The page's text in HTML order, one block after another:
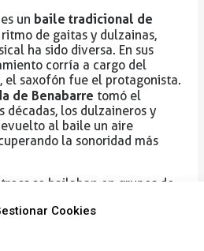
Cookies
es un baile tradicional de
de gaitas y dulzainas,
ha sido diversa. En sus
corría a cargo del
saxofón fue el protagonista.
de Benabarre tomó el
décadas, los dulzaineros y
al baile un aire
la sonoridad más
se bailaban en grupos de
cuatro o cinco cuadros en
pantalón y camisa